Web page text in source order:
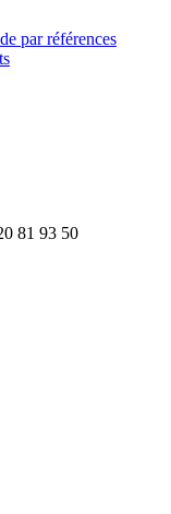
par références
81 93 50